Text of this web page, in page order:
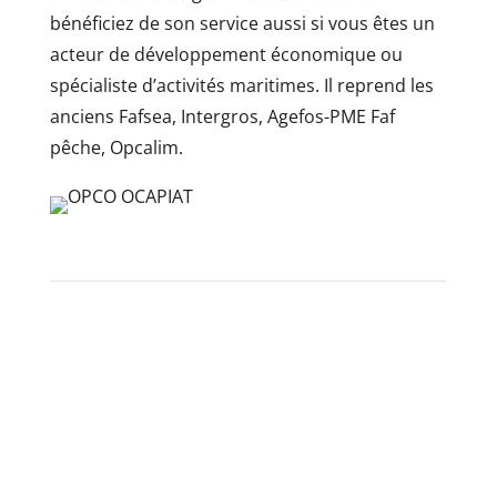
bénéficiez de son service aussi si vous êtes un
acteur de développement économique ou
spécialiste d’activités maritimes. Il reprend les
anciens Fafsea, Intergros, Agefos-PME Faf
pêche, Opcalim.